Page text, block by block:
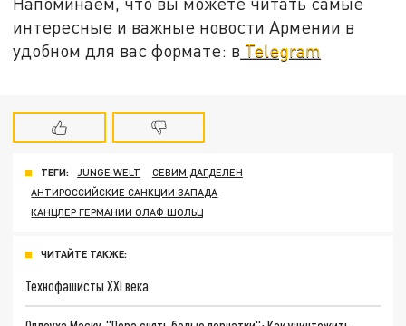
интересные и важные новости Армении в
удобном для вас формате: в Telegram
ТЕГИ: JUNGE WELT
СЕВИМ ДАГДЕЛЕН
АНТИРОССИЙСКИЕ САНКЦИИ ЗАПАДА
КАНЦЛЕР ГЕРМАНИИ ОЛАФ ШОЛЬЦ
ЧИТАЙТЕ ТАКЖЕ:
Технофашисты XXI века